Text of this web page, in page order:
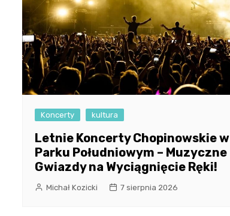
Koncerty kultura
Letnie Koncerty Chopinowskie w
Parku Południowym – Muzyczne
Gwiazdy na Wyciągnięcie Ręki!
Michał Kozicki 7 sierpnia 2026